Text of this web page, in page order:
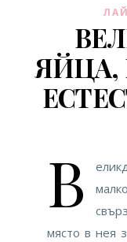
ЯЙЦА,
В
място в нея